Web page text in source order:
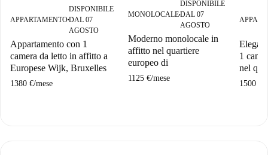
APPARTAMENTO■
DISPONIBILE
DAL 07
AGOSTO
Appartamento con 1
camera da letto in affitto a
Europese Wijk, Bruxelles
1380 €/mese
MONOLOCALE■
DISPONIBILE
DAL 07
AGOSTO
Moderno monolocale in
affitto nel quartiere
europeo di
1125 €/mese
1
nel
1500 €